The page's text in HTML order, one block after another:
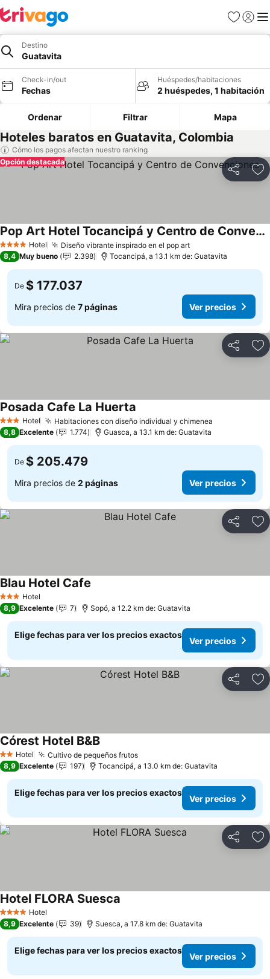
Favoritos
Iniciar
Destino
Guatavita
Check-in/out
Fechas
Huéspedes/habitaciones
2 huéspedes, 1 habitación
Ordenar Filtrar Mapa
Hoteles baratos en Guatavita, Colombia
Cómo los pagos afectan nuestro ranking
Compartir
Opción destacada
4 EstrellasHotel Diseño vibrante inspirado en el pop artVer precios
Pop Art Hotel Tocancipá y Centro de Convenciones
Ver precios
8,4 Muy bueno 2.398 Tocancipá, a 13.1 km de: Guatavita
De $ 177.037
Mira precios de 7 páginas Ver precios
Compartir
3 Estrellas
Hotel Habitaciones con diseño individual y chimenea
Posada Cafe La Huerta
8,8 Excelente 1.774 Guasca, a 13.1 km de: Guatavita
De $ 205.479
Mira precios de 2 páginas Ver precios
Compartir
3 Estrellas
Hotel
Blau Hotel Cafe
8,9 Excelente 7 Sopó, a 12.2 km de: Guatavita
Elige fechas para ver los precios exactos
Ver precios
Compartir
2 Estrellas
Hotel Cultivo de pequeños frutosVer precios
Córest Hotel B&BVer precios
8,9 Excelente 197 Tocancipá, a 13.0 km de: Guatavita
Elige fechas para ver los precios exactos
Ver precios
Compartir
4 EstrellasHotel
Hotel FLORA Suesca
8,9 Excelente 39 Suesca, a 17.8 km de: Guatavita
Elige fechas para ver los precios exactos
Ver precios